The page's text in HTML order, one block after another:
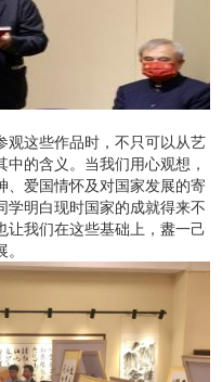
观这些作品时，不只可以从艺
的含义。当我们用心观想，
、爱国情怀及对国家发展的寄
学明白现时国家的成就得来不
让我们在这些基础上，䀆一己